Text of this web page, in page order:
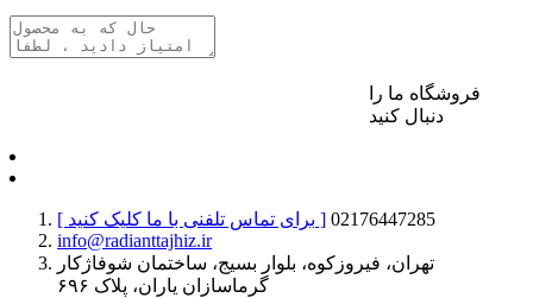
فروشگاه ما را
دنبال کنید
[ برای تماس تلفنی با ما کلیک کنید ] 02176447285
info@radianttajhiz.ir
تهران، فیروزکوه، بلوار بسیج، ساختمان شوفاژکار
گرماسازان یاران، پلاک ۶۹۶